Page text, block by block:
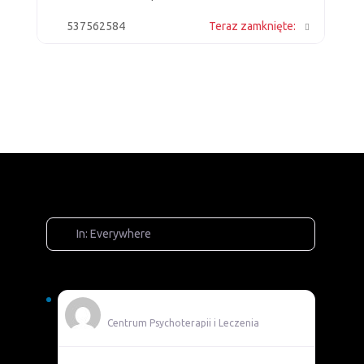
537562584 Teraz zamknięte:
In: Everywhere
Centrum Psychoterapii i Leczenia